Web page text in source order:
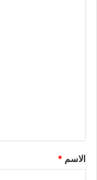
الاسم *